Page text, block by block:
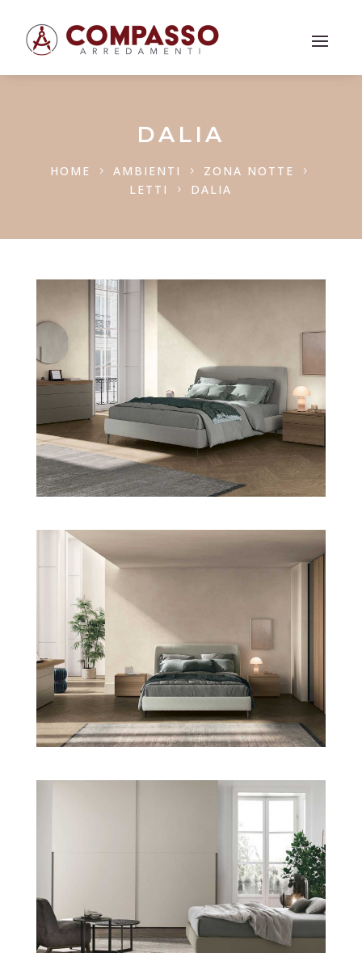
DALIA
HOME 5 AMBIENTI 5 ZONA NOTTE 5
LETTI 5 DALIA